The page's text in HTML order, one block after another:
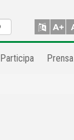
Participa Prensa